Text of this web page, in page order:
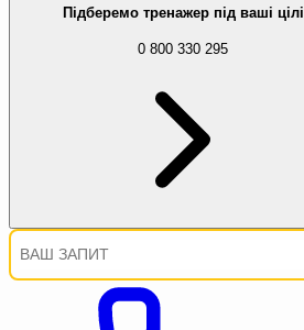
Підберемо тренажер під ваші цілі
0 800 330 295